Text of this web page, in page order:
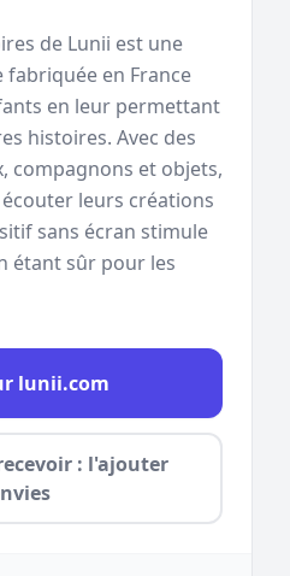
de Lunii est une
en France
en leur permettant
histoires. Avec des
compagnons et objets,
leurs créations
sans écran stimule
étant sûr pour les
lunii.com
: l'ajouter